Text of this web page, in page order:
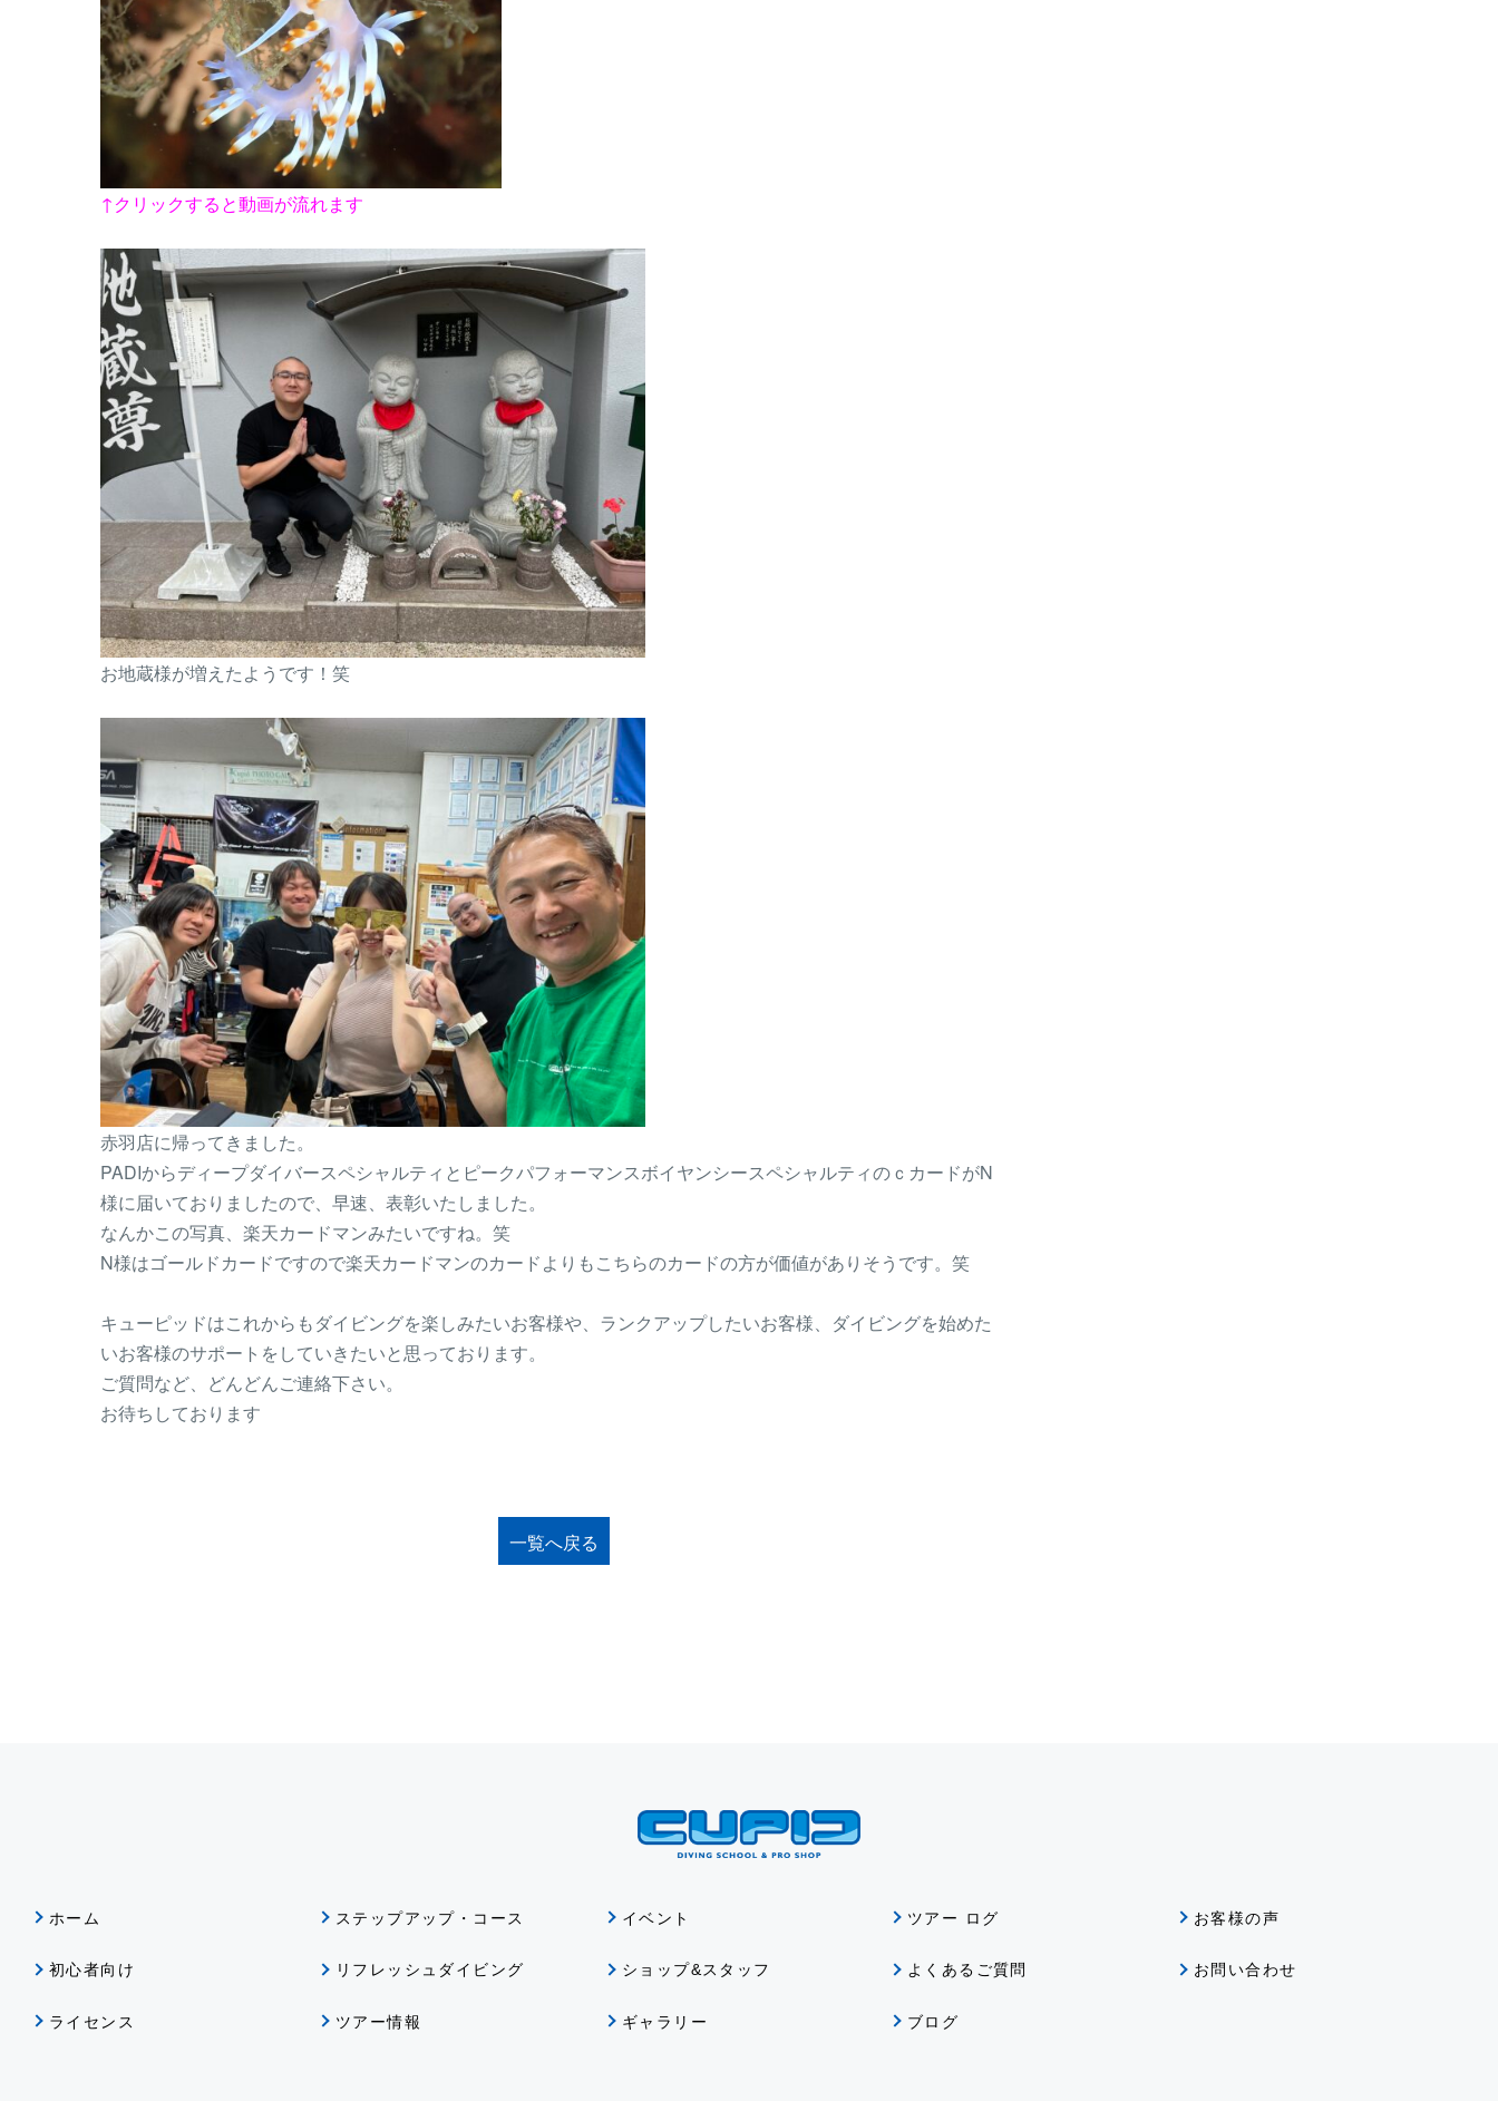
↑クリックすると動画が流れます
お地蔵様が増えたようです！笑
赤羽店に帰ってきました。
PADIからディープダイバースペシャルティとピークパフォーマンスボイヤンシースペシャルティのｃカードがN
様に届いておりましたので、早速、表彰いたしました。
なんかこの写真、楽天カードマンみたいですね。笑
N様はゴールドカードですので楽天カードマンのカードよりもこちらのカードの方が価値がありそうです。笑
キューピッドはこれからもダイビングを楽しみたいお客様や、ランクアップしたいお客様、ダイビングを始めた
いお客様のサポートをしていきたいと思っております。
ご質問など、どんどんご連絡下さい。
お待ちしております
一覧へ戻る
ホーム
初心者向け
ライセンス
ステップアップ・コース
リフレッシュダイビング
ツアー情報
イベント
ショップ&スタッフ
ギャラリー
ツアー ログ
よくあるご質問
ブログ
お客様の声
お問い合わせ